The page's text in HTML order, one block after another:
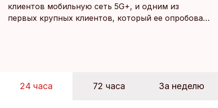
клиентов мобильную сеть 5G+, и одним из
первых крупных клиентов, который ее опробовал,
24 часа 72 часа За неделю